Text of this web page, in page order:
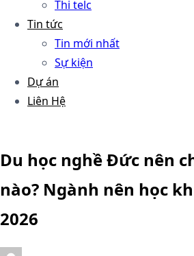
Thi telc
Tin tức
Tin mới nhất
Sự kiện
Dự án
Liên Hệ
Du học nghề Đức nên
nào? Ngành nên học
2026